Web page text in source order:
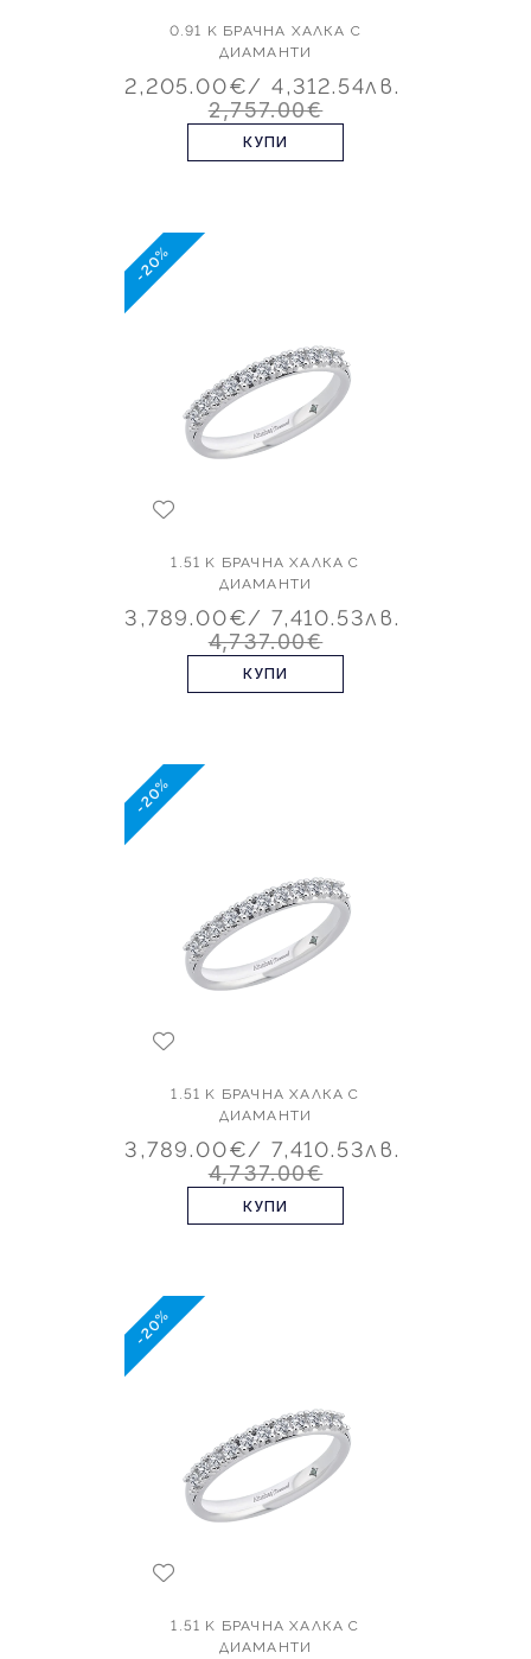
0.91 K БРАЧНА ХАЛКА С
ДИАМАНТИ
2,205.00€/ 4,312.54лв.
2,757.00€
КУПИ
-20%
1.51 K БРАЧНА ХАЛКА С
ДИАМАНТИ
3,789.00€/ 7,410.53лв.
4,737.00€
КУПИ
-20%
1.51 K БРАЧНА ХАЛКА С
ДИАМАНТИ
3,789.00€/ 7,410.53лв.
4,737.00€
КУПИ
-20%
1.51 K БРАЧНА ХАЛКА С
ДИАМАНТИ